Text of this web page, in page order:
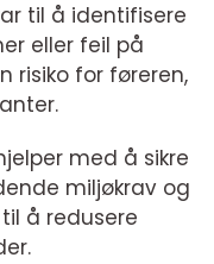
til å identifisere
eller feil på
risiko for føreren,
med å sikre
miljøkrav og
å redusere